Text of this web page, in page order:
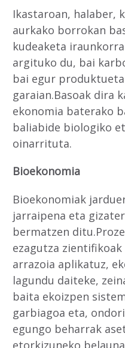
Ikastaroan, halaber,
aurkako borrokan
kudeaketa
argituko du, bai
bai egur
garaian.Basoak dira
ekonomia baterako
baliabide biologiko
oinarrituta.
Bioekonomia
Bioekonomiak
jarraipena eta
bermatzen
ezagutza
arrazoia aplikatuz,
lagundu daiteke,
baita ekoizpen
garbiagoa eta,
egungo beharrak